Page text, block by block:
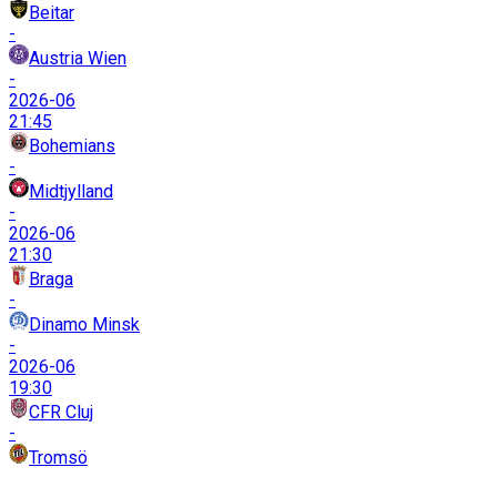
Beitar
-
Austria Wien
-
2026-06
21:45
Bohemians
-
Midtjylland
-
2026-06
21:30
Braga
-
Dinamo Minsk
-
2026-06
19:30
CFR Cluj
-
Tromsö